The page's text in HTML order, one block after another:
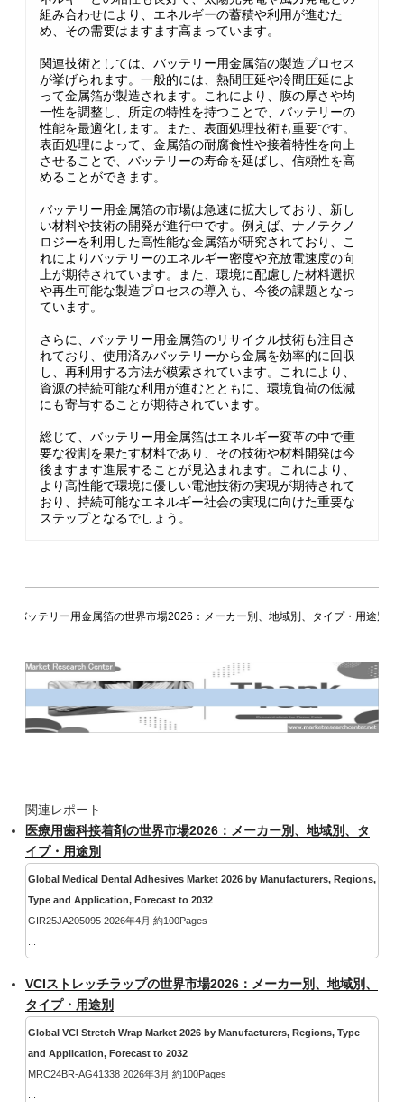
組み合わせにより、エネルギーの蓄積や利用が進むた
め、その需要はますます高まっています。
関連技術としては、バッテリー用金属箔の製造プロセス
が挙げられます。一般的には、熱間圧延や冷間圧延によ
って金属箔が製造されます。これにより、膜の厚さや均
一性を調整し、所定の特性を持つことで、バッテリーの
性能を最適化します。また、表面処理技術も重要です。
表面処理によって、金属箔の耐腐食性や接着特性を向上
させることで、バッテリーの寿命を延ばし、信頼性を高
めることができます。
バッテリー用金属箔の市場は急速に拡大しており、新し
い材料や技術の開発が進行中です。例えば、ナノテクノ
ロジーを利用した高性能な金属箔が研究されており、こ
れによりバッテリーのエネルギー密度や充放電速度の向
上が期待されています。また、環境に配慮した材料選択
や再生可能な製造プロセスの導入も、今後の課題となっ
ています。
さらに、バッテリー用金属箔のリサイクル技術も注目さ
れており、使用済みバッテリーから金属を効率的に回収
し、再利用する方法が模索されています。これにより、
資源の持続可能な利用が進むとともに、環境負荷の低減
にも寄与することが期待されています。
総じて、バッテリー用金属箔はエネルギー変革の中で重
要な役割を果たす材料であり、その技術や材料開発は今
後ますます進展することが見込まれます。これにより、
より高性能で環境に優しい電池技術の実現が期待されて
おり、持続可能なエネルギー社会の実現に向けた重要な
ステップとなるでしょう。
バッテリー用金属箔の世界市場2026：メーカー別、地域別、タイプ・用途別
関連レポート
医療用歯科接着剤の世界市場2026：メーカー別、地域別、タ
イプ・用途別
Global Medical Dental Adhesives Market 2026 by Manufacturers, Regions,
Type and Application, Forecast to 2032
GIR25JA205095 2026年4月 約100Pages
VCIストレッチラップの世界市場2026：メーカー別、地域別、
タイプ・用途別
Global VCI Stretch Wrap Market 2026 by Manufacturers, Regions, Type
and Application, Forecast to 2032
MRC24BR-AG41338 2026年3月 約100Pages